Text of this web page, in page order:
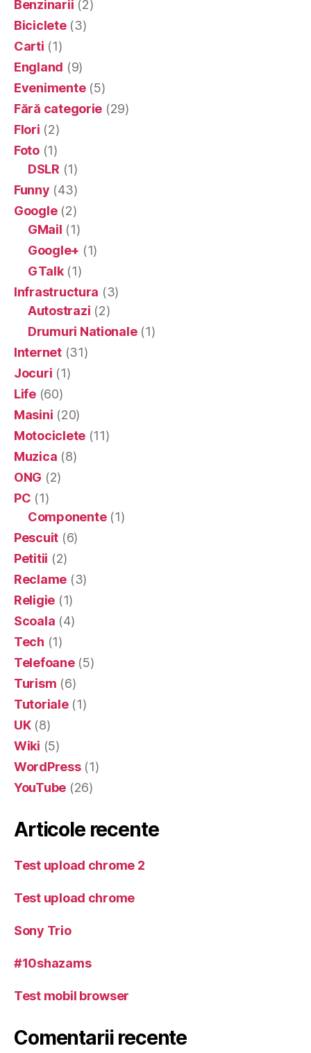
Benzinarii (2)
Biciclete(3)
Carti (1)
England (9)
Evenimente(5)
Fără categorie (29)
Flori (2)
Foto(1)
DSLR (1)
Funny (43)
Google(2)
GMail (1)
Google+ (1)
GTalk(1)
Infrastructura (3)
Autostrazi (2)
Drumuri Nationale(1)
Internet(31)
Jocuri (1)
Life(60)
Masini (20)
Motociclete (11)
Muzica (8)
ONG (2)
PC (1)
Componente(1)
Pescuit (6)
Petitii (2)
Reclame (3)
Religie (1)
Scoala (4)
Tech (1)
Telefoane(5)
Turism (6)
Tutoriale(1)
UK(8)
Wiki (5)
WordPress(1)
YouTube (26)
Articole recente
Test upload chrome 2
Test upload chrome
Sony Trio
#10shazams
Test mobil browser
Comentarii recente